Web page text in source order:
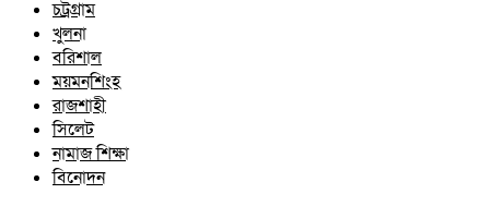
চট্রগ্রাম
খুলনা
বরিশাল
ময়মনশিংহ
রাজশাহী
সিলেট
নামাজ শিক্ষা
বিনোদন